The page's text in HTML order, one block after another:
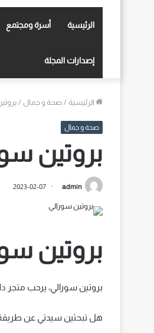
الرئيسية أسرة ومجتمع
إصدارات المجلة
الرئيسية / صحة و جمال /
صحة و جمال
بروتين
admin
2023-02-07
بروتين
بروتين سورالي، يرحب متجر
هل تبحثين سيدتي عن